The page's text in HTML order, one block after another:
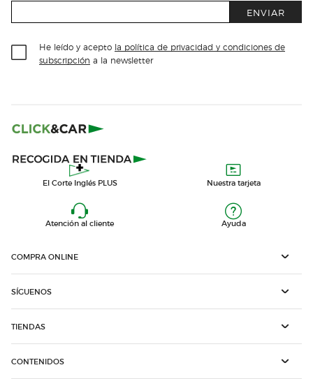
ENVIAR
He leído y acepto la política de privacidad y condiciones de
subscripción a la newsletter
El Corte Inglés PLUS Nuestra tarjeta
Atención al cliente Ayuda
COMPRA ONLINE
SÍGUENOS
TIENDAS
CONTENIDOS